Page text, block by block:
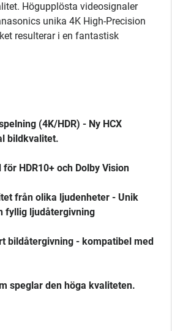
Högupplösta videosignaler
unika 4K High-Precision
resulterar i en fantastisk
(4K/HDR) - Ny HCX
bildkvalitet.
HDR10+ och Dolby Vision
från olika ljudenheter - Unik
fyllig ljudåtergivning
bildåtergivning - kompatibel med
speglar den höga kvaliteten.